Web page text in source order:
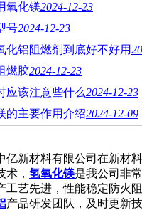
氧化镁2024-12-23
号2024-12-23
化铝阻燃剂到底好不好用
燃胶2024-12-23
应该注意些什么2024-12-23
的主要作用介绍2024-12-09
新材料有限公司在新材料
术， 氢氧化镁是我公司非
工艺先进，性能稳定防火
产品研发团队，及时更新